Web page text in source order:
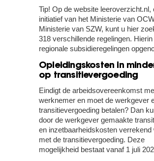
Tip! Op de website leeroverzicht.nl,
initiatief van het Ministerie van
Ministerie van SZW, kunt u hier
318 verschillende regelingen.
regionale subsidieregelingen
Opleidingskosten in
op transitievergoeding
Eindigt de arbeidsovereenkomst
werknemer en moet de werkgever
transitievergoeding betalen? Dan
door de werkgever gemaakte
en inzetbaarheidskosten verrekend
met de transitievergoeding. Deze
mogelijkheid bestaat vanaf 1 juli